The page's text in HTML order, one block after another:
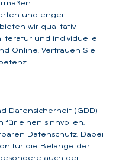
und enger
wir qualitativ
und individuelle
Online. Vertrauen Sie
Datensicherheit (GDD)
für einen sinnvollen,
Datenschutz. Dabei
für die Belange der
auch der